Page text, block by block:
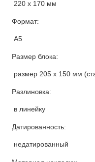
220 х 170 мм
Формат:
А5
Размер блока:
размер 205 х 150 мм
Разлиновка:
в линейку
Датированность:
недатированный